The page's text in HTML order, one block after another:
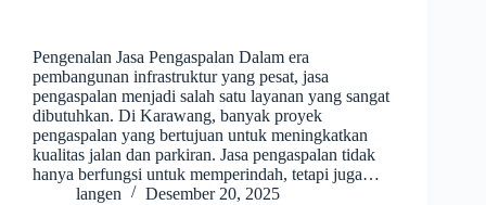
Pengenalan Jasa Pengaspalan Dalam era
pembangunan infrastruktur yang pesat, jasa
pengaspalan menjadi salah satu layanan yang sangat
dibutuhkan. Di Karawang, banyak proyek
pengaspalan yang bertujuan untuk meningkatkan
kualitas jalan dan parkiran. Jasa pengaspalan tidak
hanya berfungsi untuk memperindah, tetapi juga…
langen
Desember 20, 2025